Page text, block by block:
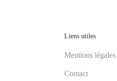
Liens utiles
Mentions
Contact